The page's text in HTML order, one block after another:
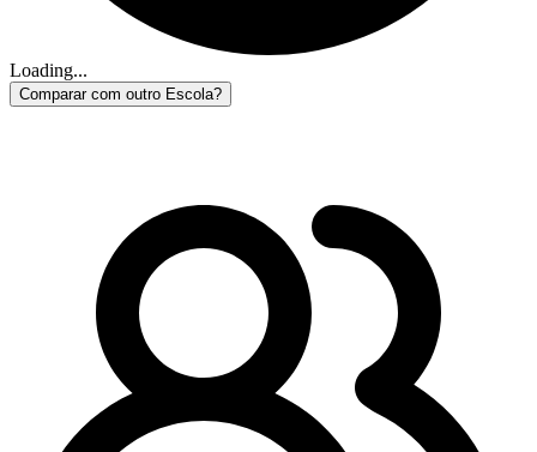
Loading...
Comparar com outro Escola?